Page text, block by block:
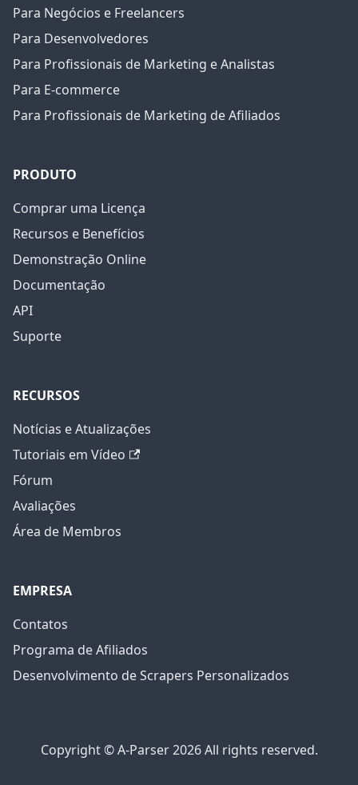
Para Negócios e Freelancers
Para Desenvolvedores
Para Profissionais de Marketing e Analistas
Para E-commerce
Para Profissionais de Marketing de Afiliados
PRODUTO
Comprar uma Licença
Recursos e Benefícios
Demonstração Online
Documentação
API
Suporte
RECURSOS
Notícias e Atualizações
Tutoriais em Vídeo
Fórum
Avaliações
Área de Membros
EMPRESA
Contatos
Programa de Afiliados
Desenvolvimento de Scrapers Personalizados
Copyright © A-Parser 2026 All rights reserved.